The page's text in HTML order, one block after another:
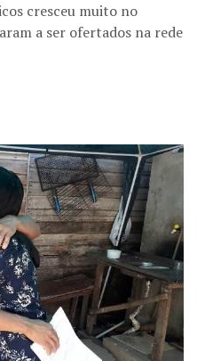
cresceu muito no
a ser ofertados na rede